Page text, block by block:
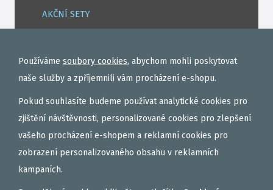
AKČNÍ SETY
EXTRUDY
VNADÍCÍ, KRMÍTKOVÉ SMĚSI
FEEDER / LEHKÁ KAPRAŘINA
PVA PUNČOCHY A SÁČKY
ZÁTĚŽE, KRMÍTKA
OBLEČENÍ
Používáme soubory cookies, abychom mohli poskytovat
naše služby a zpříjemnili vám procházení e-shopu.
Pokud souhlasíte budeme používat analytické cookies pro
zjištění návštěvnosti, personalizované cookies pro zlepšení
vašeho procházení e-shopem a reklamní cookies pro
zobrazení personalizovaného obsahu v reklamních
kampaních.